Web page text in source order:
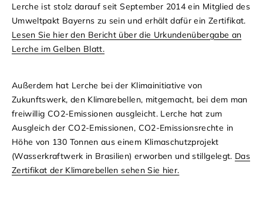
Lerche ist stolz darauf seit September 2014 ein Mitglied des
Umweltpakt Bayerns zu sein und erhält dafür ein Zertifikat.
Lesen Sie hier den Bericht über die Urkundenübergabe an
Lerche im Gelben Blatt.
Außerdem hat Lerche bei der Klimainitiative von
Zukunftswerk, den Klimarebellen, mitgemacht, bei dem man
freiwillig CO2-Emissionen ausgleicht. Lerche hat zum
Ausgleich der CO2-Emissionen, CO2-Emissionsrechte in
Höhe von 130 Tonnen aus einem Klimaschutzprojekt
(Wasserkraftwerk in Brasilien) erworben und stillgelegt. Das
Zertifikat der Klimarebellen sehen Sie hier.